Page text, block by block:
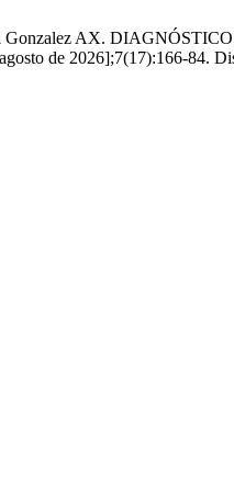
Gonzalez AX.
de 2026];7(17):166-84.